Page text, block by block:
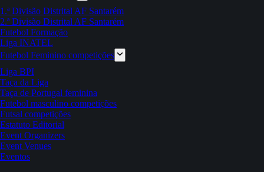
1.ª Divisão Distrital AF Santarém
2.ª Divisão Distrital AF Santarém
Futebol Formação
Liga INATEL
Futebol Feminino competições
Liga BPI
Taça da Liga
Taça de Portugal feminina
Futebol masculino competições
Futsal competições
Estatuto Editorial
Event Organizers
Event Venues
Eventos